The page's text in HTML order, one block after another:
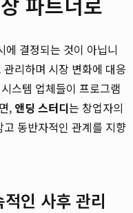
결정되는 것이 아닙니
리하며 시장 변화에 대응
스템 업체들이 프로그램
, 앤딩 스터디는 창업자의
동반자적인 관계를 지향
인 사후 관리